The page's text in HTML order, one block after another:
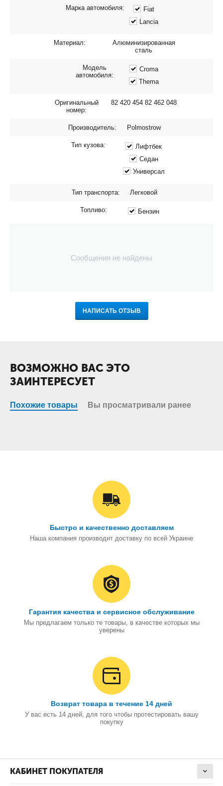
Марка автомобиля:
Fiat
Lancia
Материал:
Алюминизированная
сталь
Модель
автомобиля:
Croma
Thema
Оригинальный
номер:
82 420 454 82 462 048
Производитель: Polmostrow
Тип кузова:
Лифтбек
Седан
Универсал
Тип транспорта: Легковой
Топливо: Бензин
Сообщения не найдены
НАПИСАТЬ ОТЗЫВ
ВОЗМОЖНО ВАС ЭТО
ЗАИНТЕРЕСУЕТ
Похожие товары Вы просматривали ранее
Быстро и качественно доставляем
Наша компания производит доставку по всей Украине
Гарантия качества и сервисное обслуживание
Мы предлагаем только те товары, в качестве которых мы
уверены
Возврат товара в течение 14 дней
У вас есть 14 дней, для того чтобы протестировать вашу
покупку
КАБИНЕТ ПОКУПАТЕЛЯ